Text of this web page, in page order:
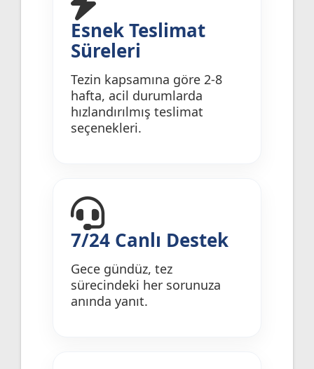
Esnek Teslimat
Süreleri
Tezin kapsamına göre 2-8
hafta, acil durumlarda
hızlandırılmış teslimat
seçenekleri.
7/24 Canlı Destek
Gece gündüz, tez
sürecindeki her sorunuza
anında yanıt.